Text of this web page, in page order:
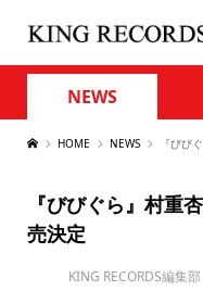
NEWS
HOME NEWS 『びび
『びびぐら』村重
売決定
KING RECORDS編集部